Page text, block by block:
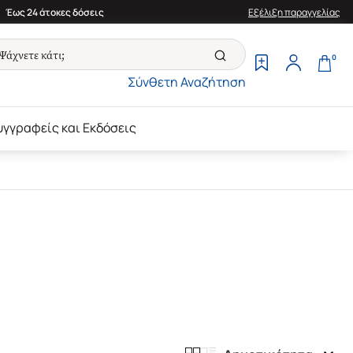
Έως 24 άτοκες δόσεις Εξέλιξη παραγγελίας
Σύνθετη Αναζήτηση
0
και Εκδόσεις